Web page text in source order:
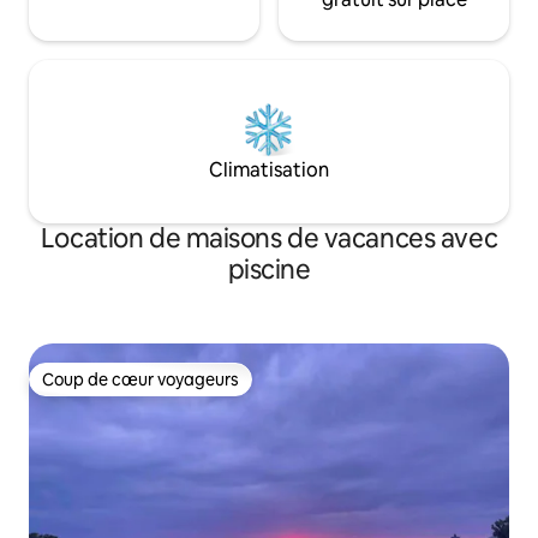
Climatisation
Location de maisons de vacances avec
piscine
Coup de cœur voyageurs
Coup de cœur voyageurs